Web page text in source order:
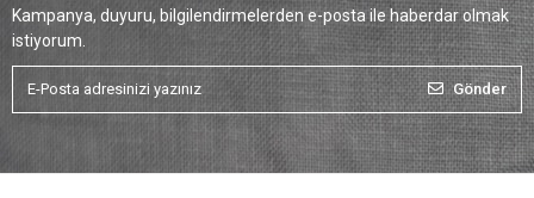
Kampanya, duyuru, bilgilendirmelerden e-posta ile haberdar olmak
istiyorum.
Gönder